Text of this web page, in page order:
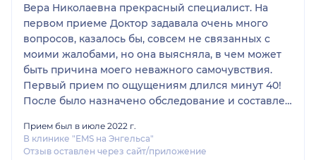
Вера Николаевна прекрасный специалист. На
первом приеме Доктор задавала очень много
вопросов, казалось бы, совсем не связанных с
моими жалобами, но она выясняла, в чем может
быть причина моего неважного самочувствия.
Первый прием по ощущениям длился минут 40!
После было назначено обследование и составлен
Прошло примерно 2 месяца, как я принимаю
назначения, пересдала анализы - показатели
Прием был в июле 2022 г.
В клинике "EMS на Энгельса"
Отзыв оставлен через сайт/приложение